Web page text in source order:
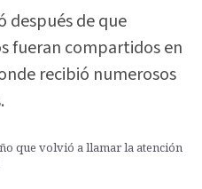
después de que
fueran compartidos en
recibió numerosos
que volvió a llamar la atención